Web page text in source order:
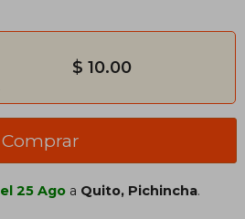
$ 10.00
Comprar
el 25 Ago a Quito, Pichincha.